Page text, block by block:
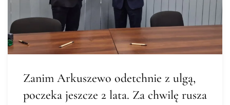
Zanim Arkuszewo odetchnie z ulgą,
poczeka jeszcze 2 lata. Za chwilę rusza